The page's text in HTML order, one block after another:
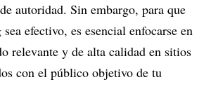
autoridad. Sin embargo, para que
efectivo, es esencial enfocarse en
relevante y de alta calidad en sitios
con el público objetivo de tu